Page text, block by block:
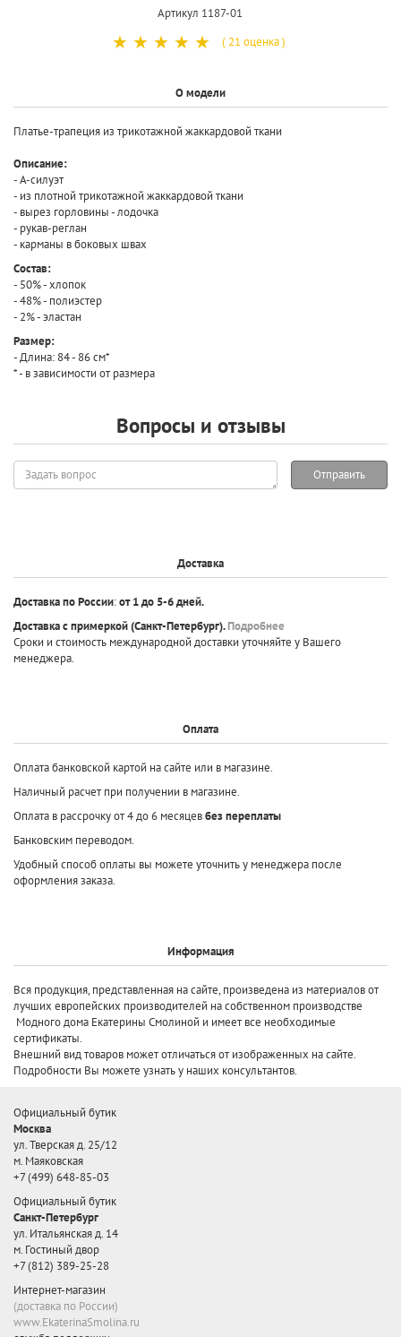
Артикул 1187-01
☆
☆
☆
☆
☆ ( 21 оценка )
О модели
Платье-трапеция из трикотажной жаккардовой ткани
Описание:
- А-силуэт
- из плотной трикотажной жаккардовой ткани
- вырез горловины - лодочка
- рукав-реглан
- карманы в боковых швах
Состав:
- 50% - хлопок
- 48% - полиэстер
- 2% - эластан
Размер:
- Длина: 84 - 86 см*
* - в зависимости от размера
Вопросы и отзывы
Задать
вопрос
Отправить
Доставка
Доставка по России:от 1 до 5-6 дней.
Доставка с примеркой(Санкт-Петербург).Подробнее
Сроки и стоимость международной доставки уточняйте у Вашего
менеджера.
Оплата
Оплата банковской картой на сайте или в магазине.
Наличный расчет при получении в магазине.
Оплата в рассрочку от 4 до 6 месяцевбез переплаты
Банковским переводом.
Удобный способ оплаты вы можете уточнить у менеджера после
оформления заказа.
Информация
Вся продукция, представленная на сайте, произведена из материалов от
лучших европейских производителей на собственном производстве
Модного дома Екатерины Смолиной и имеет все необходимые
сертификаты.
Внешний вид товаров может отличаться от изображенных на сайте.
Подробности Вы можете узнать у наших консультантов.
Официальный бутик
Москва
ул. Тверская д. 25/12
м. Маяковская
+7 (499) 648-85-03
Официальный бутик
Санкт-Петербург
ул. Итальянская д. 14
м. Гостиный двор
+7 (812) 389-25-28
Интернет-магазин
(доставка по России)
www.EkaterinaSmolina.ru